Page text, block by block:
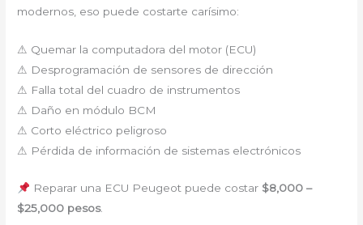
modernos, eso puede costarte carísimo:
⚠ Quemar la computadora del motor (ECU)
⚠ Desprogramación de sensores de dirección
⚠ Falla total del cuadro de instrumentos
⚠ Daño en módulo BCM
⚠ Corto eléctrico peligroso
⚠ Pérdida de información de sistemas electrónicos
Reparar una ECU Peugeot puede costar $8,000 –
$25,000 pesos.